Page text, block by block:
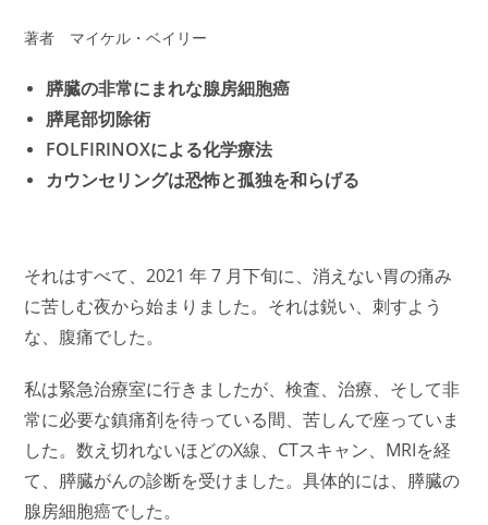
著者 マイケル・ベイリー
膵臓の非常にまれな腺房細胞癌
膵尾部切除術
FOLFIRINOXによる化学療法
カウンセリングは恐怖と孤独を和らげる
それはすべて、2021 年 7 月下旬に、消えない胃の痛み
に苦しむ夜から始まりました。それは鋭い、刺すよう
な、腹痛でした。
私は緊急治療室に行きましたが、検査、治療、そして非
常に必要な鎮痛剤を待っている間、苦しんで座っていま
した。数え切れないほどのX線、CTスキャン、MRIを経
て、膵臓がんの診断を受けました。具体的には、膵臓の
腺房細胞癌でした。